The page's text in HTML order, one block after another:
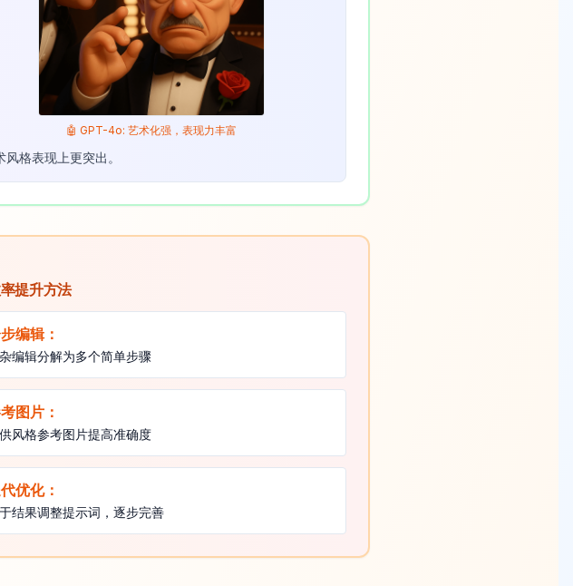
🤖 GPT-4o: 艺术化强，表现力丰富
格表现上更突出。
率提升方法
编辑：
编辑分解为多个简单步骤
图片：
风格参考图片提高准确度
优化：
结果调整提示词，逐步完善